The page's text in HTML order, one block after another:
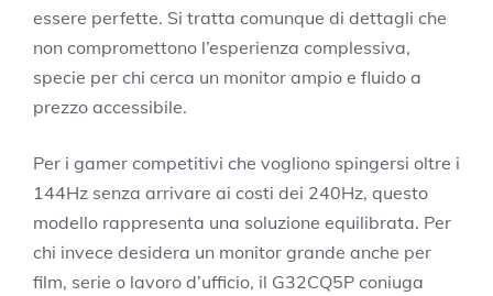
essere perfette. Si tratta comunque di dettagli che
non compromettono l’esperienza complessiva,
specie per chi cerca un monitor ampio e fluido a
prezzo accessibile.
Per i gamer competitivi che vogliono spingersi oltre i
144Hz senza arrivare ai costi dei 240Hz, questo
modello rappresenta una soluzione equilibrata. Per
chi invece desidera un monitor grande anche per
film, serie o lavoro d’ufficio, il G32CQ5P coniuga